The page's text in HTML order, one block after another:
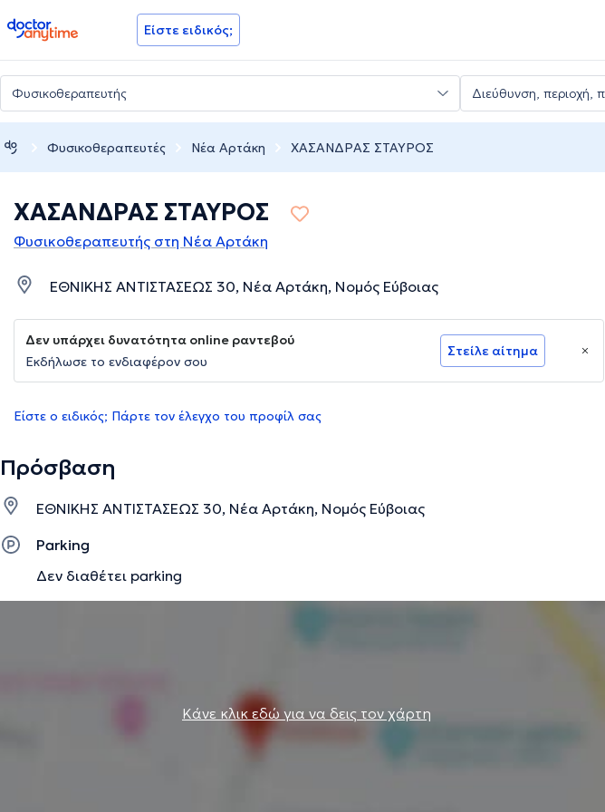
doctoranytime Είστε ειδικός;
Φυσικοθεραπευτές Νέα Αρτάκη ΧΑΣΑΝΔΡΑΣ ΣΤΑΥΡΟΣ
ΧΑΣΑΝΔΡΑΣ ΣΤΑΥΡΟΣ
Φυσικοθεραπευτής στη Νέα Αρτάκη
ΕΘΝΙΚΗΣ ΑΝΤΙΣΤΑΣΕΩΣ 30, Νέα Αρτάκη, Νομός Εύβοιας
Δεν υπάρχει δυνατότητα online ραντεβού
Εκδήλωσε το ενδιαφέρον σου
Στείλε αίτημα
Είστε ο ειδικός; Πάρτε τον έλεγχο του προφίλ σας
Πρόσβαση
ΕΘΝΙΚΗΣ ΑΝΤΙΣΤΑΣΕΩΣ 30, Νέα Αρτάκη, Νομός Εύβοιας
Parking
Δεν διαθέτει parking
Κάνε κλικ εδώ για να δεις τον χάρτη